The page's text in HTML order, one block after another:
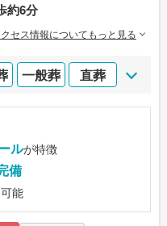
約6分
セス情報についてもっと見る
一般葬 直葬
ルが特徴
備
能